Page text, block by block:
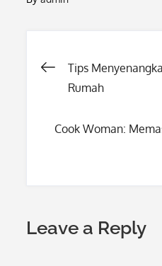
Post
Tips
Rumah
Cook Woman:
Leave a Reply